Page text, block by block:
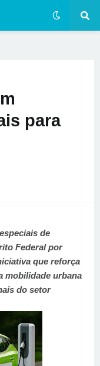
para
de
Federal por
que reforça
mobilidade urbana
do setor